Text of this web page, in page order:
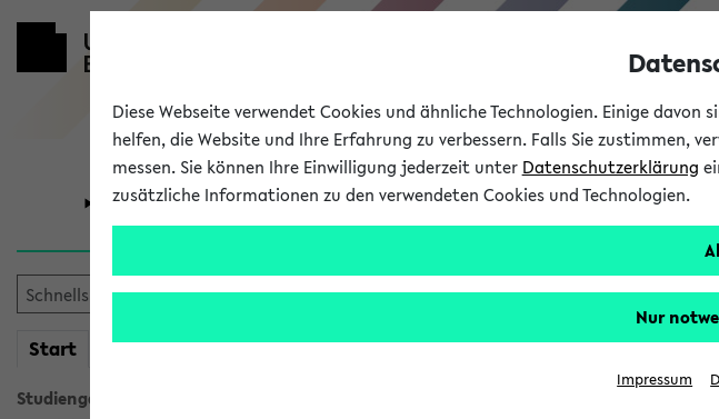
Universität Forschung Studium
Start meineKVV
Studiengangsauswahl
Das Lehrangebot der
Diese Webseite verwendet Cookies und ähnliche Technologien. Einige
helfen, die Website und Ihre Erfahrung zu verbessern. Falls Sie zustimmen,
messen. Sie können Ihre Einwilligung jederzeit unter Datenschutzerklärung
zusätzliche Informationen zu den verwendeten Cookies und Technologien.
Nur
Impressum